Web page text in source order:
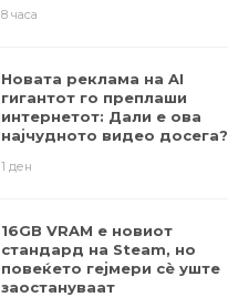
8 часа
Новата реклама на AI
гигантот го преплаши
интернетот: Дали е ова
најчудното видео досега?
1 ден
16GB VRAM е новиот
стандард на Steam, но
повеќето гејмери ​​сè уште
заостануваат